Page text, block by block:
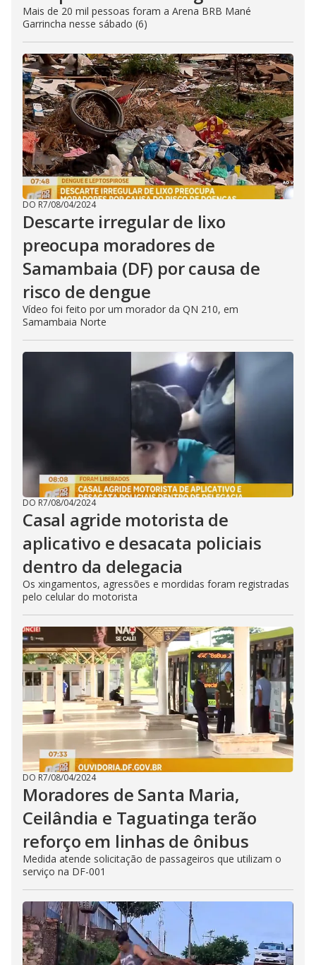
Mais de 20 mil pessoas foram a Arena BRB Mané
Garrincha nesse sábado (6)
DO R7/08/04/2024
Descarte irregular de lixo
preocupa moradores de
Samambaia (DF) por causa de
risco de dengue
Vídeo foi feito por um morador da QN 210, em
Samambaia Norte
DO R7/08/04/2024
Casal agride motorista de
aplicativo e desacata policiais
dentro da delegacia
Os xingamentos, agressões e mordidas foram registradas
pelo celular do motorista
DO R7/08/04/2024
Moradores de Santa Maria,
Ceilândia e Taguatinga terão
reforço em linhas de ônibus
Medida atende solicitação de passageiros que utilizam o
serviço na DF-001